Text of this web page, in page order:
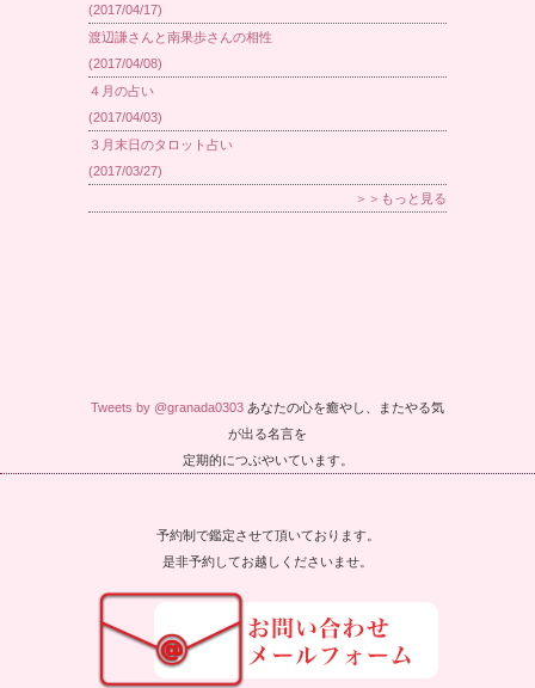
(2017/04/17)
渡辺謙さんと南果歩さんの相性
(2017/04/08)
４月の占い
(2017/04/03)
３月末日のタロット占い
(2017/03/27)
＞＞もっと見る
Tweets by @granada0303 あなたの心を癒やし、またやる気
が出る名言を
定期的につぶやいています。
予約制で鑑定させて頂いております。
是非予約してお越しくださいませ。